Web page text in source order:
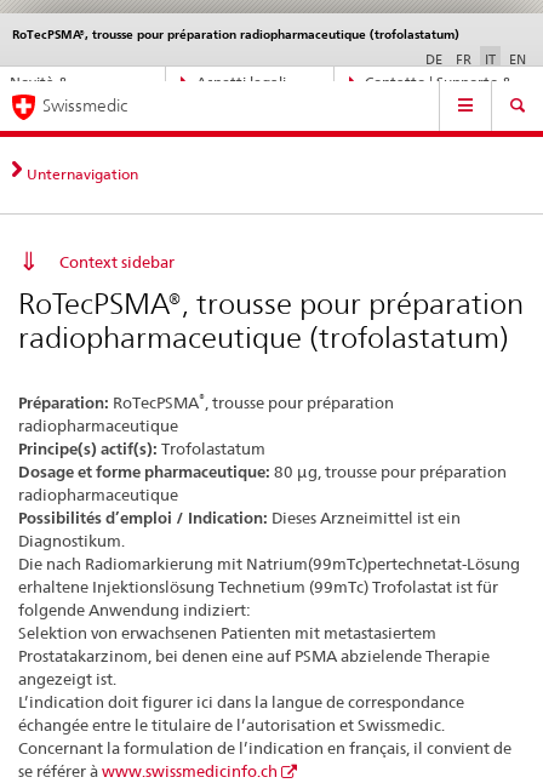
Navigazione
diretta:
novità,
legali,
Novità &
Aspetti legali,
Contatto | Supporto &
RoTecPSMA®, trousse pour préparation radiopharmaceutique (trofolastatum)
DE FR IT EN
Service
Navigation
Swissmedic
Unternavigation
Context sidebar
RoTecPSMA®, trousse pour préparation
radiopharmaceutique (trofolastatum)
Préparation: RoTecPSMA® , trousse pour préparation
radiopharmaceutique
Principe(s) actif(s): Trofolastatum
Dosage et forme pharmaceutique: 80 µg, trousse pour préparation
radiopharmaceutique
Possibilités d’emploi / Indication: Dieses Arzneimittel ist ein
Diagnostikum.
Die nach Radiomarkierung mit Natrium(99mTc)pertechnetat-Lösung
erhaltene Injektionslösung Technetium (99mTc) Trofolastat ist für
folgende Anwendung indiziert:
Selektion von erwachsenen Patienten mit metastasiertem
Prostatakarzinom, bei denen eine auf PSMA abzielende Therapie
angezeigt ist.
L’indication doit figurer ici dans la langue de correspondance
échangée entre le titulaire de l’autorisation et Swissmedic.
Concernant la formulation de l’indication en français, il convient de
se référer àwww.swissmedicinfo.ch